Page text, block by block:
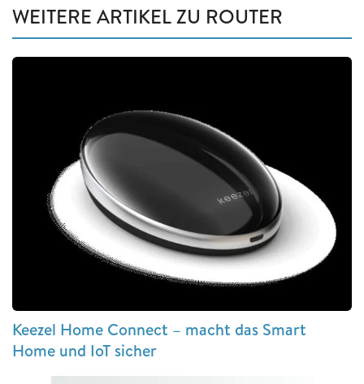
WEITERE ARTIKEL ZU ROUTER
Keezel Home Connect – macht das Smart
Home und IoT sicher